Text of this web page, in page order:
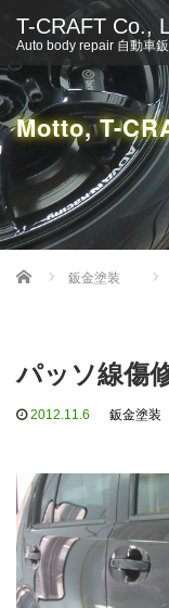
T-CRAFT Co.,
Auto body repair 自動車
Motto, T-
Home 鈑金塗装
パッソ線傷
2012.11.6 鈑金塗装